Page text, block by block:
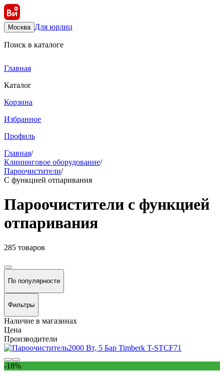
Москва Для юрлиц
Поиск в каталоге
Главная
Каталог
Корзина
Избранное
Профиль
Главная/
Клининговое оборудование/
Пароочистители/
С функцией отпаривания
Пароочистители с функцией
отпаривания
285 товаров
По популярности
Фильтры
Наличие в магазинах
Цена
Производители
-18%